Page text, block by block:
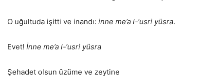
O uğultuda işitti ve inandı: inne me’a l-‘usri yüsra.
Evet! İnne me’a l-‘usri yüsra
Şehadet olsun üzüme ve zeytine